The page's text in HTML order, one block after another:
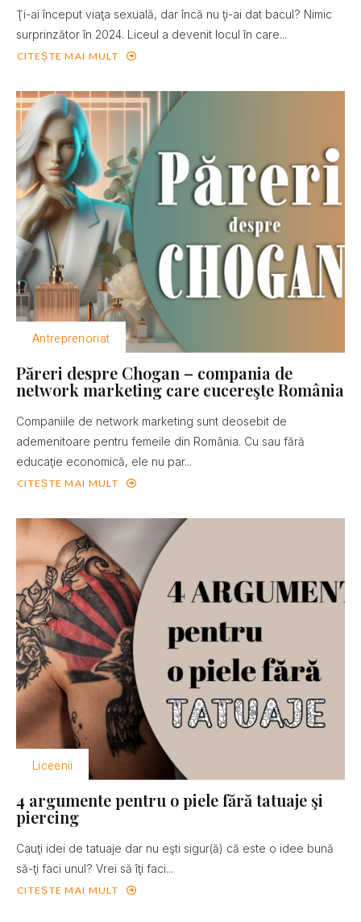
Ţi-ai început viaţa sexuală, dar încă nu ţi-ai dat bacul? Nimic
surprinzător în 2024. Liceul a devenit locul în care...
CITEȘTE MAI MULT
Antreprenoriat
Păreri despre Chogan – compania de
network marketing care cucereşte România
Companiile de network marketing sunt deosebit de
ademenitoare pentru femeile din România. Cu sau fără
educaţie economică, ele nu par...
CITEȘTE MAI MULT
Liceenii
4 argumente pentru o piele fără tatuaje şi
piercing
Cauţi idei de tatuaje dar nu eşti sigur(ă) că este o idee bună
să-ţi faci unul? Vrei să îţi faci...
CITEȘTE MAI MULT